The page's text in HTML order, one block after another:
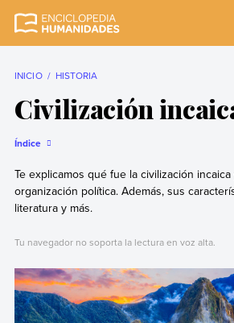
completa y más
INICIO HISTORIA
Civilización
Índice
Te explicamos qué fue la civilización
organización política. Además, sus
literatura y más.
Tu navegador no soporta la lectura en voz alta.